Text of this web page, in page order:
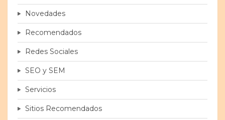
Novedades
Recomendados
Redes Sociales
SEO y SEM
Servicios
Sitios Recomendados